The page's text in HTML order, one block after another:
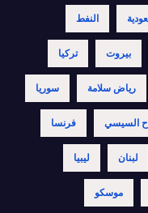
النفط
بيروت تركيا
رياض سلامة سوريا
السيسي فرنسا
لبنان ليبيا
موسكو